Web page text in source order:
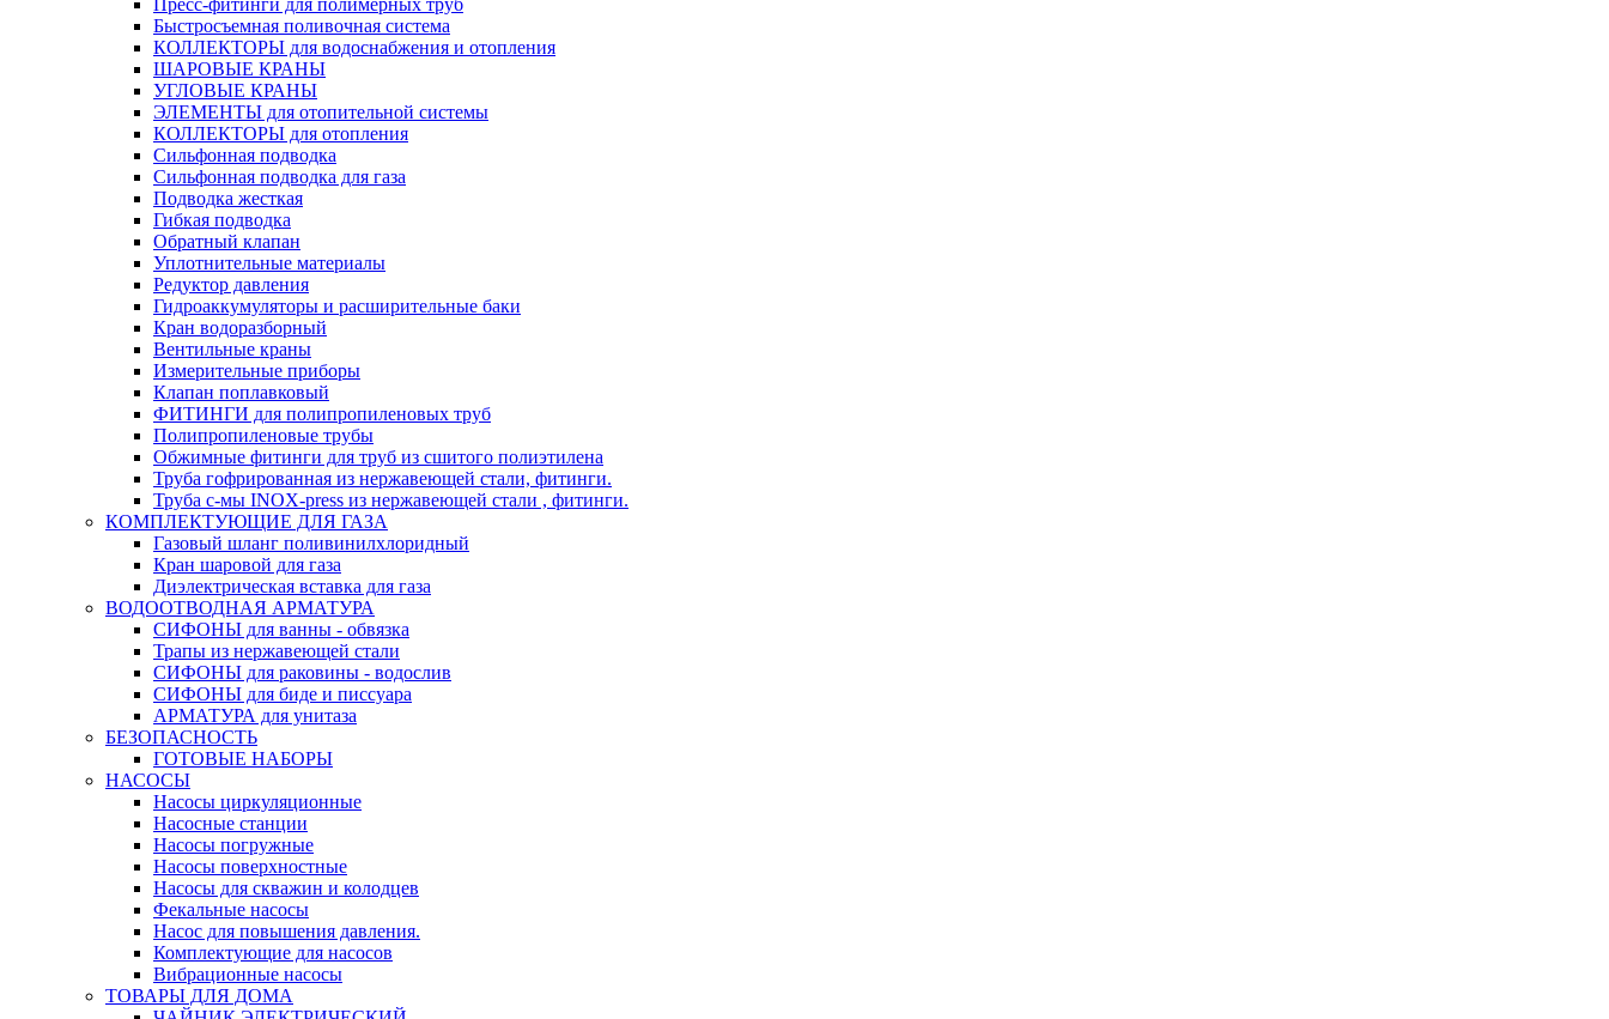
Пресс-фитинги для полимерных труб
Быстросъемная поливочная система
КОЛЛЕКТОРЫ для водоснабжения и отопления
ШАРОВЫЕ КРАНЫ
УГЛОВЫЕ КРАНЫ
ЭЛЕМЕНТЫ для отопительной системы
КОЛЛЕКТОРЫ для отопления
Сильфонная подводка
Cильфонная подводка для газа
Подводка жесткая
Гибкая подводка
Обратный клапан
Уплотнительные материалы
Редуктор давления
Гидроаккумуляторы и расширительные баки
Кран водоразборный
Вентильные краны
Измерительные приборы
Клапан поплавковый
ФИТИНГИ для полипропиленовых труб
Полипропиленовые трубы
Обжимные фитинги для труб из сшитого полиэтилена
Труба гофрированная из нержавеющей стали, фитинги.
Труба с-мы INOX-press из нержавеющей стали , фитинги.
КОМПЛЕКТУЮЩИЕ ДЛЯ ГАЗА
Газовый шланг поливинилхлоридный
Кран шаровой для газа
Диэлектрическая вставка для газа
ВОДООТВОДНАЯ АРМАТУРА
СИФОНЫ для ванны - обвязка
Трапы из нержавеющей стали
СИФОНЫ для раковины - водослив
СИФОНЫ для биде и писсуара
АРМАТУРА для унитаза
БЕЗОПАСНОСТЬ
ГОТОВЫЕ НАБОРЫ
НАСОСЫ
Насосы циркуляционные
Насосные станции
Насосы погружные
Насосы поверхностные
Насосы для скважин и колодцев
Фекальные насосы
Насос для повышения давления.
Комплектующие для насосов
Вибрационные насосы
ТОВАРЫ ДЛЯ ДОМА